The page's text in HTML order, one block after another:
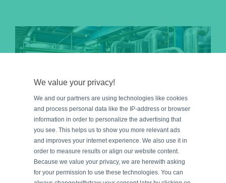
Leistungsaufnahme und
We value your privacy!
We and our partners are using technologies like cookies
and process personal data like the IP-address or browser
information in order to personalize the advertising that
you see. This helps us to show you more relevant ads
and improves your internet experience. We also use it in
order to measure results or align our website content.
Because we value your privacy, we are herewith asking
for your permission to use these technologies. You can